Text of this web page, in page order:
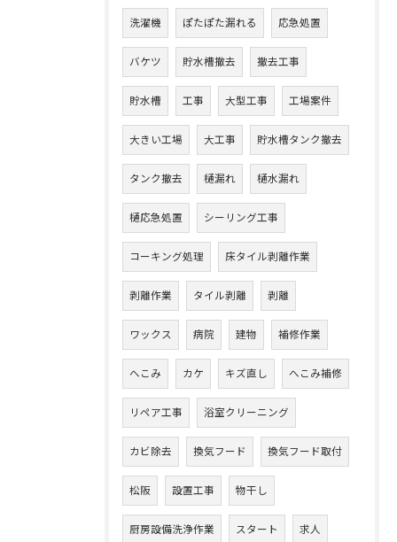
洗濯機 ぽたぽた漏れる 応急処置
バケツ 貯水槽撤去 撤去工事
貯水槽 工事 大型工事 工場案件
大きい工場 大工事 貯水槽タンク撤去
タンク撤去 樋漏れ 樋水漏れ
樋応急処置 シーリング工事
コーキング処理 床タイル剥離作業
剥離作業 タイル剥離 剥離
ワックス 病院 建物 補修作業
へこみ カケ キズ直し へこみ補修
リペア工事 浴室クリーニング
カビ除去 換気フード 換気フード取付
松阪 設置工事 物干し
厨房設備洗浄作業 スタート 求人